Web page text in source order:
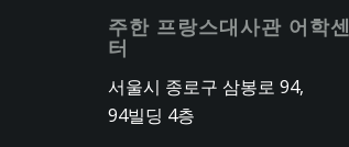
주한 프랑스대사관 어학센
터
서울시 종로구 삼봉로 94,
94빌딩 4층